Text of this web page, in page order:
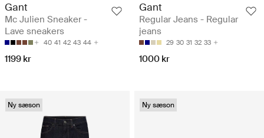
Gant
Mc Julien Sneaker -
Lave sneakers
40 41 42 43 44
1199 kr
Gant
Regular Jeans - Regular
jeans
29 30 31 32 33
1000 kr
Ny sæson Ny sæson